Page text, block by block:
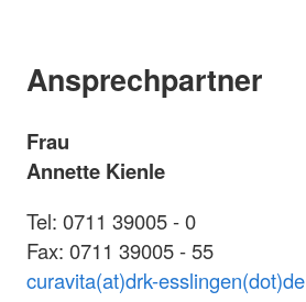
Ansprechpartner
Frau
Annette Kienle
Tel: 0711 39005 - 0
Fax: 0711 39005 - 55
curavita(at)drk-esslingen(dot)de